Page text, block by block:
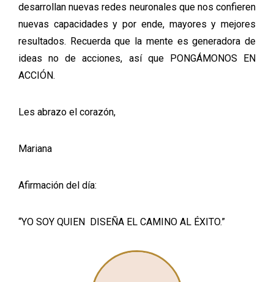
desarrollan nuevas redes neuronales que nos confieren
nuevas capacidades y por ende, mayores y mejores
resultados. Recuerda que la mente es generadora de
ideas no de acciones, así que PONGÁMONOS EN
ACCIÓN.
Les abrazo el corazón,
Mariana
Afirmación del día:
“YO SOY QUIEN DISEÑA EL CAMINO AL ÉXITO.”